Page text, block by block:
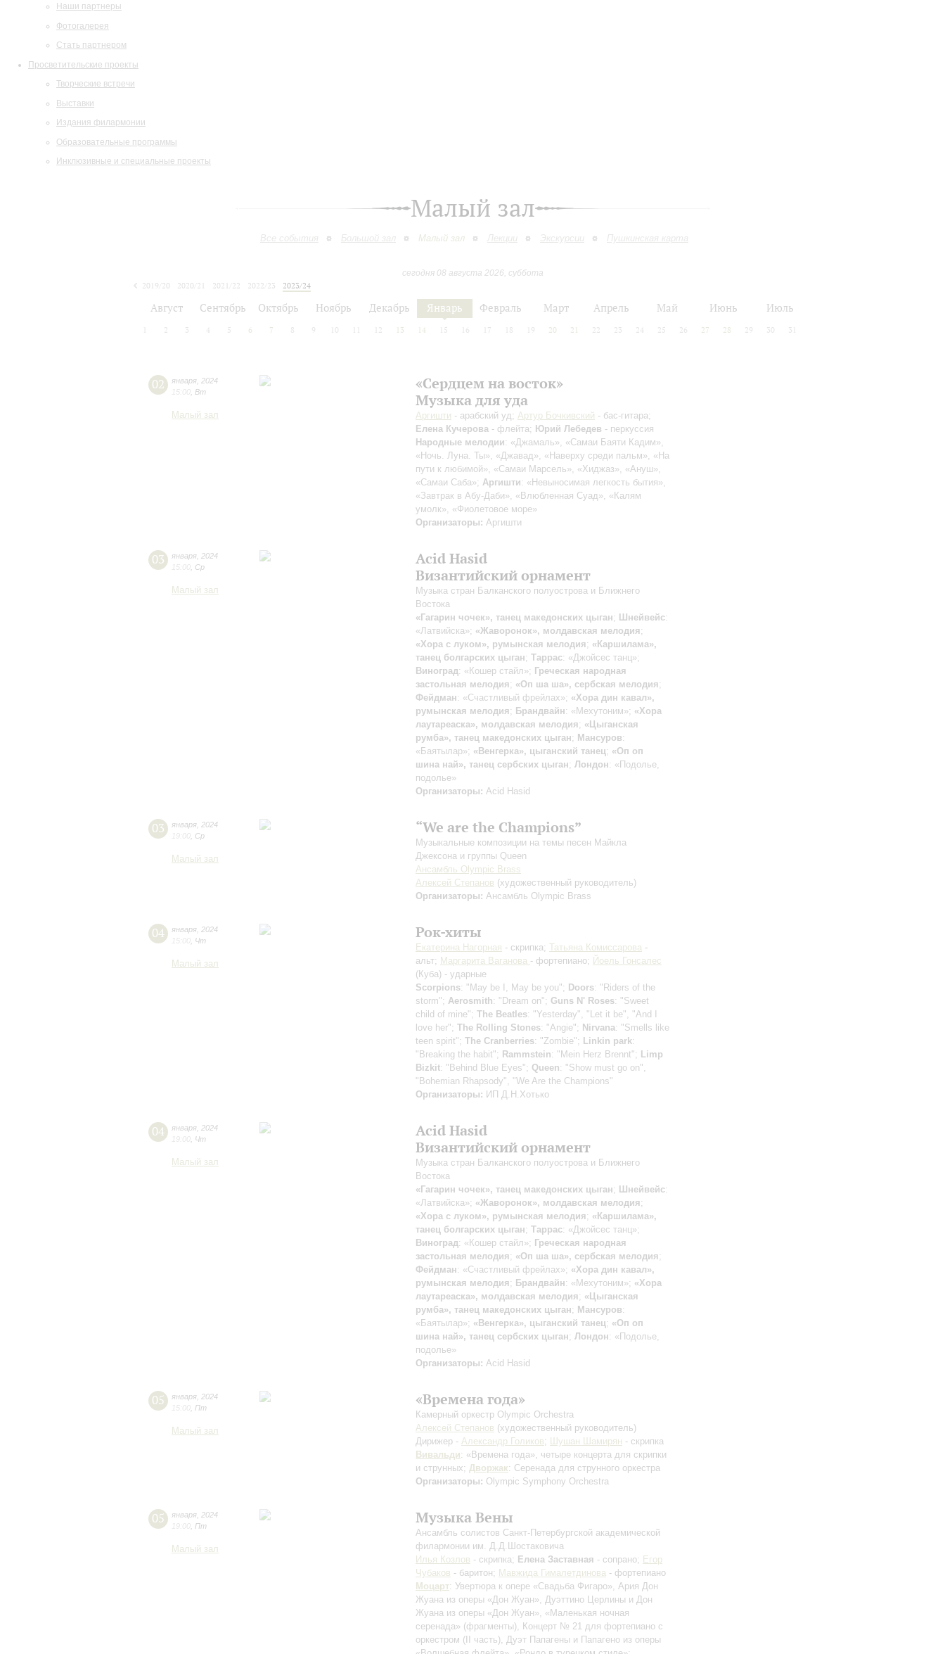
Наши партнеры
Фотогалерея
Стать партнером
Просветительские проекты
Творческие встречи
Выставки
Издания филармонии
Образовательные программы
Инклюзивные и специальные проекты
Малый зал
Все события Большой зал Малый зал Лекции Экскурсии Пушкинская карта
сегодня 08 августа 2026, суббота
2019/20
2020/21 2021/22 2022/23
2023/24
Август Сентябрь Октябрь Ноябрь Декабрь Январь Февраль Март Апрель Май Июнь Июль
2 3 4 5 6 7 8 9 10 12 13 14 15 16 17 18 19 20 21 22 23 24 25 26 27 28 29 30 31
02 января 2024
15:00 Вт
Малый зал
«Сердцем на восток»
Музыка для уда
Аргишти - арабский уд; Артур Бочкивский - бас-гитара;
Елена Кучерова - флейта; Юрий Лебедев - перкуссия
Народные мелодии: «Джамаль», «Самаи Баяти Кадим»,
«Ночь. Луна. Ты», «Джавад», «Наверху среди пальм», «На
пути к любимой», «Самаи Марсель», «Хиджаз», «Ануш»,
«Самаи Саба»; Аргишти: «Невыносимая легкость бытия»,
«Завтрак в Абу-Даби», «Влюбленная Суад», «Калям
умолк», «Фиолетовое море»
Организаторы: Аргишти
03 января 2024
15:00 Ср
Малый зал
Acid Hasid
Византийский орнамент
Музыка стран Балканского полуострова и Ближнего
Востока
«Гагарин чочек», танец македонских цыган; Шнейвейс:
«Латвийска»; «Жаворонок», молдавская мелодия;
«Хора с луком», румынская мелодия; «Каршилама»,
танец болгарских цыган; Таррас: «Джойсес танц»;
Виноград: «Кошер стайл»; Греческая народная
застольная мелодия; «Оп ша ша», сербская мелодия;
Фейдман: «Счастливый фрейлах»; «Хора дин кавал»,
румынская мелодия; Брандвайн: «Мехутоним»; «Хора
лаутареаска», молдавская мелодия; «Цыганская
румба», танец македонских цыган; Мансуров:
«Баятылар»; «Венгерка», цыганский танец; «Оп оп
шина най», танец сербских цыган; Лондон: «Подолье,
подолье»
Организаторы: Acid Hasid
03 января 2024
19:00 Ср
Малый зал
“We are the Champions”
Музыкальные композиции на темы песен Майкла
Джексона и группы Queen
Ансамбль Olympic Brass
Алексей Степанов (художественный руководитель)
Организаторы: Ансамбль Olympic Brass
04 января 2024
15:00 Чт
Малый зал
Рок-хиты
Екатерина Нагорная - скрипка; Татьяна Комиссарова -
альт; Маргарита Ваганова - фортепиано; Йоель Гонсалес
(Куба) - ударные
Scorpions: "May be I, May be you"; Doors: "Riders of the
storm"; Aerosmith: "Dream on"; Guns N' Roses: "Sweet
child of mine"; The Beatles: "Yesterday", "Let it be", "And I
love her"; The Rolling Stones: "Angie"; Nirvana: "Smells like
teen spirit"; The Cranberries: "Zombie"; Linkin park:
"Breaking the habit"; Rammstein: "Mein Herz Brennt"; Limp
Bizkit: "Behind Blue Eyes"; Queen: "Show must go on",
"Bohemian Rhapsody", "We Are the Champions"
Организаторы: ИП Д.Н.Хотько
04 января 2024
19:00 Чт
Малый зал
Acid Hasid
Византийский орнамент
Музыка стран Балканского полуострова и Ближнего
Востока
«Гагарин чочек», танец македонских цыган; Шнейвейс:
«Латвийска»; «Жаворонок», молдавская мелодия;
«Хора с луком», румынская мелодия; «Каршилама»,
танец болгарских цыган; Таррас: «Джойсес танц»;
Виноград: «Кошер стайл»; Греческая народная
застольная мелодия; «Оп ша ша», сербская мелодия;
Фейдман: «Счастливый фрейлах»; «Хора дин кавал»,
румынская мелодия; Брандвайн: «Мехутоним»; «Хора
лаутареаска», молдавская мелодия; «Цыганская
румба», танец македонских цыган; Мансуров:
«Баятылар»; «Венгерка», цыганский танец; «Оп оп
шина най», танец сербских цыган; Лондон: «Подолье,
подолье»
Организаторы: Acid Hasid
05 января 2024
15:00 Пт
Малый зал
«Времена года»
Камерный оркестр Olympic Orchestra
Алексей Степанов (художественный руководитель)
Дирижер - Александр Голиков; Шушан Шамирян - скрипка
Вивальди: «Времена года», четыре концерта для скрипки
и струнных; Дворжак: Серенада для струнного оркестра
Организаторы: Olympic Symphony Orchestra
05 января 2024
19:00 Пт
Малый зал
Музыка Вены
Ансамбль солистов Санкт-Петербургской академической
филармонии им. Д.Д.Шостаковича
Илья Козлов - скрипка; Елена Заставная - сопрано; Егор
Чубаков - баритон; Мавжида Гималетдинова - фортепиано
Моцарт: Увертюра к опере «Свадьба Фигаро», Ария Дон
Жуана из оперы «Дон Жуан», Дуэттино Церлины и Дон
Жуана из оперы «Дон Жуан», «Маленькая ночная
серенада» (фрагменты), Концерт № 21 для фортепиано с
оркестром (II часть), Дуэт Папагены и Папагено из оперы